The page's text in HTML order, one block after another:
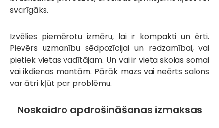
svarīgāks.
Izvēlies piemērotu izmēru, lai ir kompakti un ērti.
Pievērs uzmanību sēdpozīcijai un redzamībai, vai
pietiek vietas vadītājam. Un vai ir vieta skolas somai
vai ikdienas mantām. Pārāk mazs vai neērts salons
var ātri kļūt par problēmu.
Noskaidro apdrošināšanas izmaksas